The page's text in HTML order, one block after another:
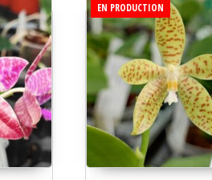
EN PRODUCTION